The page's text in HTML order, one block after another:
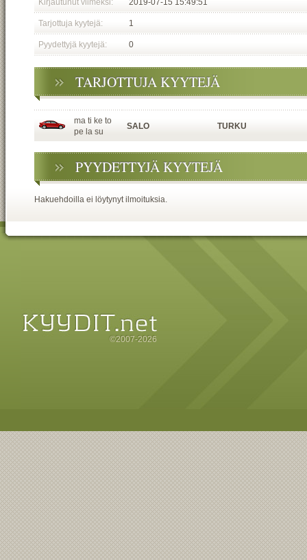
Kirjautunut viimeksi: 2019-07-15 15:49:51
Tarjottuja kyytejä: 1
Pyydettyjä kyytejä: 0
TARJOTTUJA KYYTEJÄ
ma ti ke to
pe la su
SALO TURKU
PYYDETTYJÄ KYYTEJÄ
Hakuehdoilla ei löytynyt ilmoituksia.
©2007-2026